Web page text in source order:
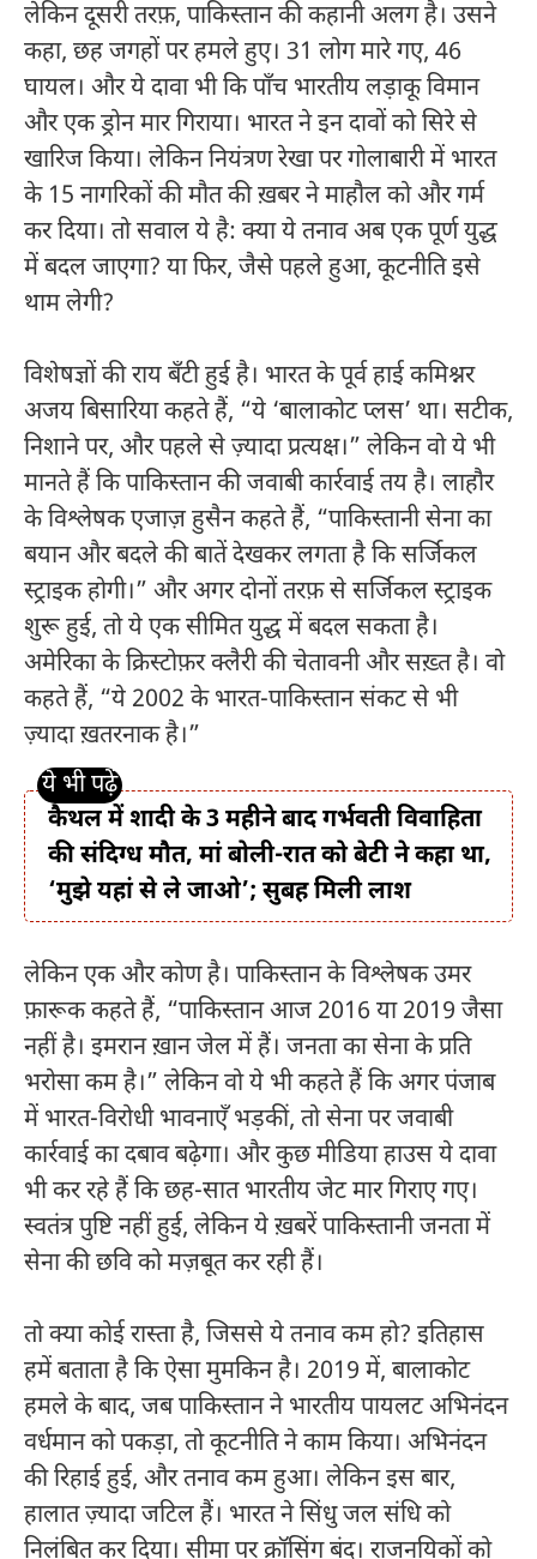
लेकिन दूसरी तरफ़, पाकिस्तान की कहानी अलग है। उसने
कहा, छह जगहों पर हमले हुए। 31 लोग मारे गए, 46
घायल। और ये दावा भी कि पाँच भारतीय लड़ाकू विमान
और एक ड्रोन मार गिराया। भारत ने इन दावों को सिरे से
खारिज किया। लेकिन नियंत्रण रेखा पर गोलाबारी में भारत
के 15 नागरिकों की मौत की ख़बर ने माहौल को और गर्म
कर दिया। तो सवाल ये है: क्या ये तनाव अब एक पूर्ण युद्ध
में बदल जाएगा? या फिर, जैसे पहले हुआ, कूटनीति इसे
थाम लेगी?
विशेषज्ञों की राय बँटी हुई है। भारत के पूर्व हाई कमिश्नर
अजय बिसारिया कहते हैं, “ये ‘बालाकोट प्लस’ था। सटीक,
निशाने पर, और पहले से ज़्यादा प्रत्यक्ष।” लेकिन वो ये भी
मानते हैं कि पाकिस्तान की जवाबी कार्रवाई तय है। लाहौर
के विश्लेषक एजाज़ हुसैन कहते हैं, “पाकिस्तानी सेना का
बयान और बदले की बातें देखकर लगता है कि सर्जिकल
स्ट्राइक होगी।” और अगर दोनों तरफ़ से सर्जिकल स्ट्राइक
शुरू हुई, तो ये एक सीमित युद्ध में बदल सकता है।
अमेरिका के क्रिस्टोफ़र क्लैरी की चेतावनी और सख़्त है। वो
कहते हैं, “ये 2002 के भारत-पाकिस्तान संकट से भी
ज़्यादा ख़तरनाक है।”
कैथल में शादी के 3 महीने बाद गर्भवती विवाहिता
की संदिग्ध मौत, मां बोली-रात को बेटी ने कहा था,
‘मुझे यहां से ले जाओ’; सुबह मिली लाश
लेकिन एक और कोण है। पाकिस्तान के विश्लेषक उमर
फ़ारूक कहते हैं, “पाकिस्तान आज 2016 या 2019 जैसा
नहीं है। इमरान ख़ान जेल में हैं। जनता का सेना के प्रति
भरोसा कम है।” लेकिन वो ये भी कहते हैं कि अगर पंजाब
में भारत-विरोधी भावनाएँ भड़कीं, तो सेना पर जवाबी
कार्रवाई का दबाव बढ़ेगा। और कुछ मीडिया हाउस ये दावा
भी कर रहे हैं कि छह-सात भारतीय जेट मार गिराए गए।
स्वतंत्र पुष्टि नहीं हुई, लेकिन ये ख़बरें पाकिस्तानी जनता में
सेना की छवि को मज़बूत कर रही हैं।
तो क्या कोई रास्ता है, जिससे ये तनाव कम हो? इतिहास
हमें बताता है कि ऐसा मुमकिन है। 2019 में, बालाकोट
हमले के बाद, जब पाकिस्तान ने भारतीय पायलट अभिनंदन
वर्धमान को पकड़ा, तो कूटनीति ने काम किया। अभिनंदन
की रिहाई हुई, और तनाव कम हुआ। लेकिन इस बार,
हालात ज़्यादा जटिल हैं। भारत ने सिंधु जल संधि को
निलंबित कर दिया। सीमा पर क्रॉसिंग बंद। राजनयिकों को